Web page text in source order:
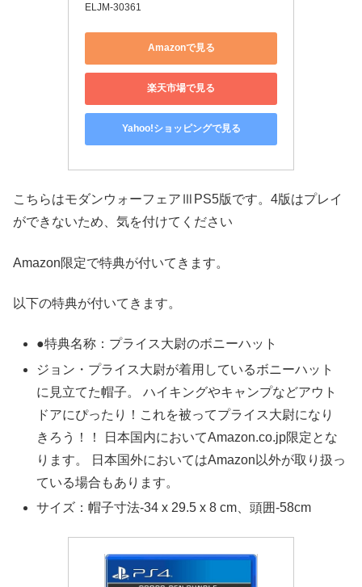
ELJM-30361
Amazonで見る
楽天市場で見る
Yahoo!ショッピングで見る
こちらはモダンウォーフェアⅢPS5版です。4版はプレイ
ができないため、気を付けてください
Amazon限定で特典が付いてきます。
以下の特典が付いてきます。
●特典名称：プライス大尉のボニーハット
ジョン・プライス大尉が着用しているボニーハット
に見立てた帽子。 ハイキングやキャンプなどアウト
ドアにぴったり！これを被ってプライス大尉になり
きろう！！ 日本国内においてAmazon.co.jp限定とな
ります。 日本国外においてはAmazon以外が取り扱っ
ている場合もあります。
サイズ：帽子寸法-34 x 29.5 x 8 cm、頭囲-58cm